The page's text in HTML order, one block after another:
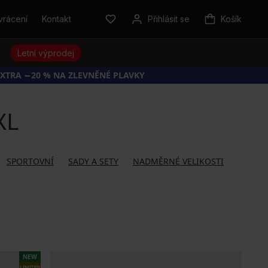
Kontakt Přihlásit se Košík
Letní výprodej
−20 % NA ZLEVNĚNÉ PLAVKY
SPORTOVNÍ SADY A SETY NADMĚRNÉ VELIKOSTI
NEW